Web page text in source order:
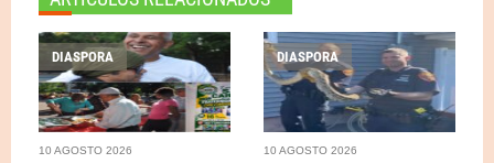
DIASPORA
10 AGOSTO 2026
DIASPORA
10 AGOSTO 2026